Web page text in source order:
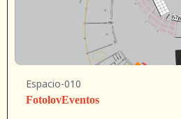
Espacio-010
FotolovEventos